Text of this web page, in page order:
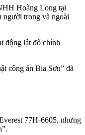
Hoàng Long tại
trong và ngoài
động lật đổ chính
công án Bia Sơn” đã
77H-6605, nhưng